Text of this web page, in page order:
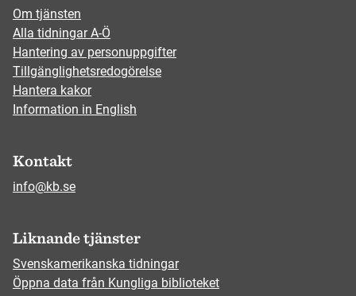
Om tjänsten
Alla tidningar A-Ö
Hantering av personuppgifter
Tillgänglighetsredogörelse
Hantera kakor
Information in English
Kontakt
info@kb.se
Liknande tjänster
Svenskamerikanska tidningar
Öppna data från Kungliga biblioteket